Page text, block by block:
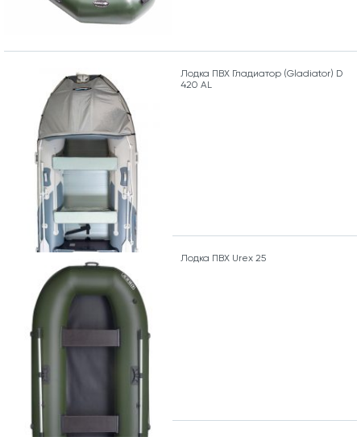
Лодка ПВХ Гладиатор (Gladiator) D
420 AL
Лодка ПВХ Urex 25